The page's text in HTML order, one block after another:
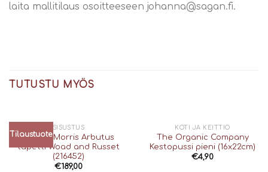
laita mallitilaus osoitteeseen johanna@sagan.fi.
TUTUSTU MYÖS
Tilaustuote
SISUSTUS
William Morris Arbutus
tapetti Woad and Russet
(216452)
€189,00
KOTI JA KEITTIÖ
The Organic Company
Kestopussi pieni (16x22cm)
€4,90